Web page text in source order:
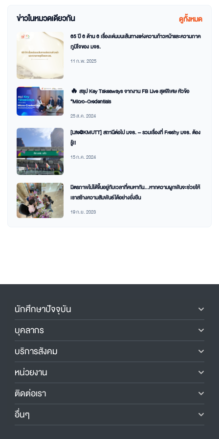
ข่าวในหมวดเดียวกัน ดูทั้งหมด
65 ปี 6 ด้าน 6 เรื่องเด่นบนเส้นทางแห่งความก้าวหน้าและความภาค
ภูมิใจของ มจธ.
11 ก.พ. 2025
🔥 สรุป Key Takeaways จากงาน FB Live สุดพิเศษ หัวข้อ
“Micro-Credentials
25 ส.ค. 2024
[Life@KMUTT] สถานีต่อไป มจธ. – รวมเรื่องที่ Freshy มจธ. ต้อง
รู้!!
15 ก.ค. 2024
มิตรภาพไม่ได้ขึ้นอยู่กับเวลาที่คบหากัน…หากความผูกพันจะช่วยให้
เราสร้างความสัมพันธ์ได้อย่างยั่งยืน
19 ก.ย. 2023
นักศึกษาปัจจุบัน
บุคลากร
บริการสังคม
หน่วยงาน
ติดต่อเรา
อื่นๆ